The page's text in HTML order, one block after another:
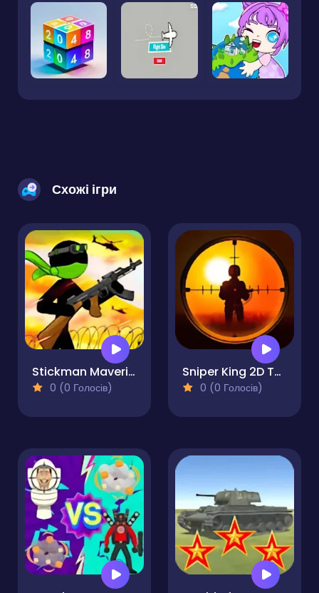
Схожі ігри
Stickman Maverick Bad Boys Killer
0 (0 Голосів)
Sniper King 2D The Dark City
0 (0 Голосів)